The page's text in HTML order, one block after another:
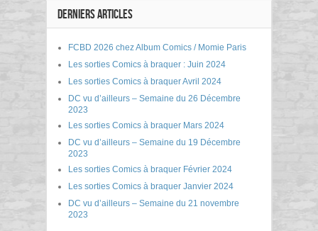
DERNIERS ARTICLES
FCBD 2026 chez Album Comics / Momie Paris
Les sorties Comics à braquer : Juin 2024
Les sorties Comics à braquer Avril 2024
DC vu d’ailleurs – Semaine du 26 Décembre
2023
Les sorties Comics à braquer Mars 2024
DC vu d’ailleurs – Semaine du 19 Décembre
2023
Les sorties Comics à braquer Février 2024
Les sorties Comics à braquer Janvier 2024
DC vu d’ailleurs – Semaine du 21 novembre
2023